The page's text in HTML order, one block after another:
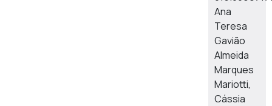
Ana
Teresa
Gavião
Almeida
Marques
Mariotti,
Cássia